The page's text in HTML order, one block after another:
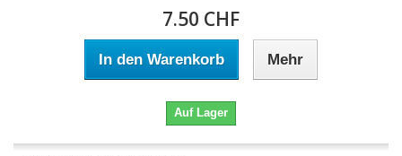
7.50 CHF
In den Warenkorb Mehr
Auf Lager